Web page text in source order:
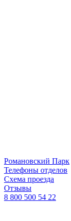
Романовский Парк
Телефоны отделов
Схема проезда
Отзывы
8 800 500 54 22